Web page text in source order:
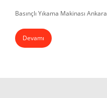
Basınçlı Yıkama Makinası Ankara
Devamı